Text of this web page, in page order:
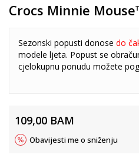
Crocs Minnie
Sezonski popusti donose do
modele ljeta. Popust se
cjelokupnu ponudu možete
109,00 BAM
Obavijesti me o sniženju